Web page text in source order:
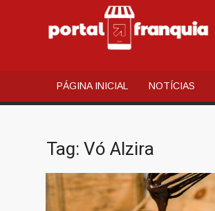
PÁGINA INICIAL NOTÍCIAS
Tag:Vó Alzira